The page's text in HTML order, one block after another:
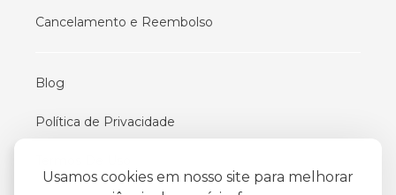
Usamos cookies em nosso site para melhorar
Cancelamento e Reembolso
Blog
Política de Privacidade